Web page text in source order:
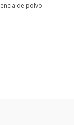
de polvo